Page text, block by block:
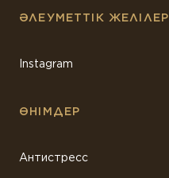
ӘЛЕУМЕТТІК ЖЕЛІЛЕР
Instagram
ӨНІМДЕР
Антистресс